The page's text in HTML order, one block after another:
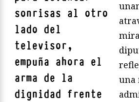
sonrisas al otro
lado del
televisor,
empuña ahora el
arma de la
dignidad frente
una